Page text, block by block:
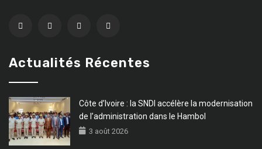
Actualités Récentes
Côte d’Ivoire : la SNDI accélère la modernisation
de l’administration dans le Hambol
3 août 2026